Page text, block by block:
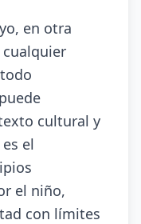
en otra
cultural y
el
el niño,
con límites